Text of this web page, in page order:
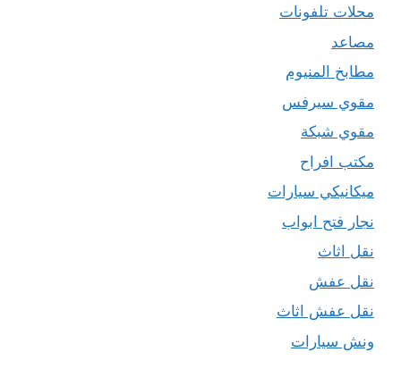
محلات تلفونات
مصاعد
مطابخ المنيوم
مقوي سيرفس
مقوي شبكة
مكتب افراح
ميكانيكي سيارات
نجار فتح ابواب
نقل اثاث
نقل عفش
نقل عفش اثاث
ونش سيارات